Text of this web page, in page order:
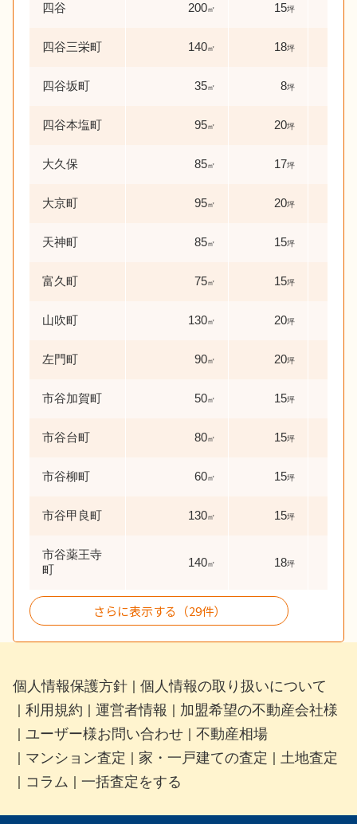
四谷 200㎡ 15坪
四谷三栄町 140㎡ 18坪
四谷坂町 35㎡ 8坪
四谷本塩町 95㎡ 20坪
大久保 85㎡ 17坪
大京町 95㎡ 20坪
天神町 85㎡ 15坪
富久町 75㎡ 15坪
山吹町 130㎡ 20坪
左門町 90㎡ 20坪
市谷加賀町 50㎡ 15坪
市谷台町 80㎡ 15坪
市谷柳町 60㎡ 15坪
市谷甲良町 130㎡ 15坪
市谷薬王寺
町
140㎡ 18坪
さらに表示する（29件）
個人情報保護方針 個人情報の取り扱いについて
利用規約 運営者情報 加盟希望の不動産会社様
ユーザー様お問い合わせ 不動産相場
マンション査定 家・一戸建ての査定 土地査定
コラム 一括査定をする